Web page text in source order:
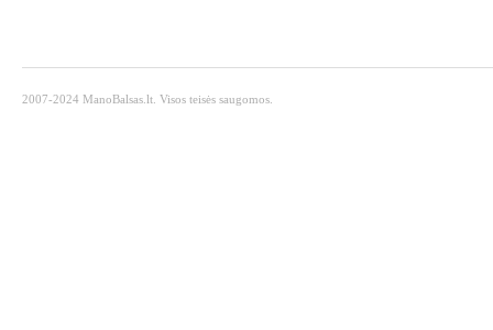
2007-2024 ManoBalsas.lt. Visos teisės saugomos.